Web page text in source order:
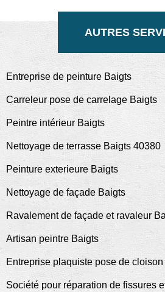
AUTRES
Entreprise de peinture Baigts
Carreleur pose de carrelage Baigts
Peintre intérieur Baigts
Nettoyage de terrasse Baigts 40380
Peinture exterieure Baigts
Nettoyage de façade Baigts
Ravalement de façade et ravaleur
Artisan peintre Baigts
Entreprise plaquiste pose de
Société pour réparation de fissures